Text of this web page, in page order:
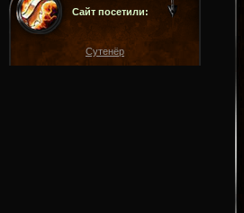
Сайт посетили:
Сутенёр